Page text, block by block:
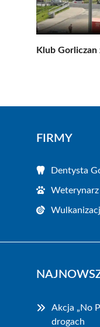
Klub Gorliczan
FIRMY
Dentysta
Akcja „No
drogach